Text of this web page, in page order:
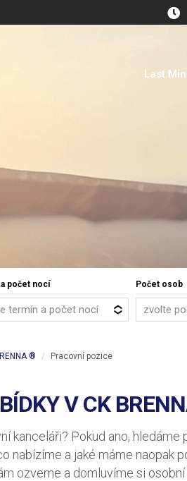
Last
počet nocí
termín a počet nocí
Počet osob
zvolte
® Pracovní pozice
V CK
Pokud ano, hledáme
a jaké máme naopak
ozveme a domluvíme si